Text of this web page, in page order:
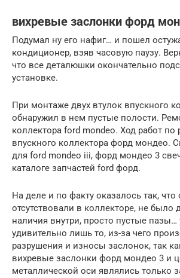
вихревые заслонки форд
Подумал ну его нафиг… и пошел
кондиционер, взяв часовую паузу.
что все деталюшки окончательно
установке.
При монтаже двух втулок впускного
обнаружил в нем пустые полости.
коллектора ford mondeo. Ход работ по
впускного коллектора форд мондео.
для ford mondeo iii, форд мондео 3
каталоге запчастей ford форд.
На деле и по факту оказалось так, что
отсутствовали в коллекторе, не было
наличия внутри, просто пустые
удивительно лишь то, из-за чего
разрушения и износы заслонок, так
вихревые заслонки форд мондео 3 и
металлической оси являлись только